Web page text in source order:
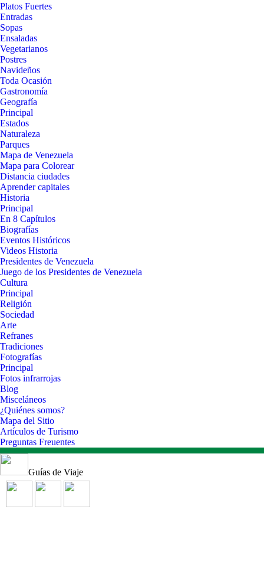
Platos Fuertes
Entradas
Sopas
Ensaladas
Vegetarianos
Postres
Navideños
Toda Ocasión
Gastronomía
Geografía
Principal
Estados
Naturaleza
Parques
Mapa de Venezuela
Mapa para Colorear
Distancia ciudades
Aprender capitales
Historia
Principal
En 8 Capítulos
Biografías
Eventos Históricos
Videos Historia
Presidentes de Venezuela
Juego de los Presidentes de Venezuela
Cultura
Principal
Religión
Sociedad
Arte
Refranes
Tradiciones
Fotografías
Principal
Fotos infrarrojas
Blog
Misceláneos
¿Quiénes somos?
Mapa del Sitio
Artículos de Turismo
Preguntas Freuentes
Guías de Viaje